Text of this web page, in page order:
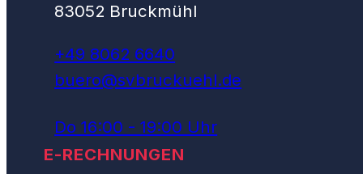
83052 Bruckmühl
+49 8062 6640
buero@svbruckuehl.de
Do 16:00 - 19:00 Uhr
E-RECHNUNGEN